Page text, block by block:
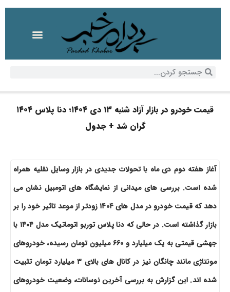
قیمت خودرو در بازار آزاد شنبه ۱۳ دی ۱۴۰۴؛ دنا پلاس ۱۴۰۴
گران شد + جدول
آغاز هفته دوم دی ماه با تحولات جدیدی در بازار وسایل نقلیه همراه
شده است. بررسی های میدانی از نمایشگاه های اتومبیل نشان می
دهد که قیمت خودرو در مدل های ۱۴۰۴ زودتر از موعد تاثیر خود را بر
بازار گذاشته است. در حالی که دنا پلاس توربو اتوماتیک مدل ۱۴۰۴ با
جهشی قیمتی به یک میلیارد و ۶۶۰ میلیون تومان رسیده، خودروهای
مونتاژی مانند چانگان نیز در کانال های بالای ۳ میلیارد تومان تثبیت
شده اند. این گزارش به بررسی آخرین نوسانات، وضعیت خودروهای